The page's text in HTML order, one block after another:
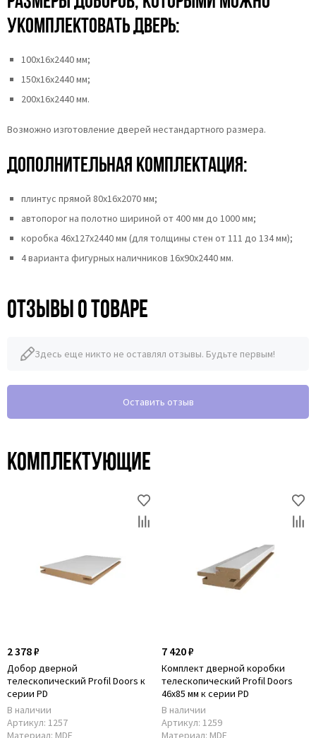
укомплектовать дверь:
100х16х2440 мм;
150х16х2440 мм;
200х16х2440 мм.
Возможно изготовление дверей нестандартного размера.
Дополнительная комплектация:
плинтус прямой 80х16х2070 мм;
автопорог на полотно шириной от 400 мм до 1000 мм;
коробка 46x127x2440 мм (для толщины стен от 111 до 134 мм);
4 варианта фигурных наличников 16х90х2440 мм.
Отзывы о товаре
Здесь еще никто не оставлял отзывы. Будьте первым!
Оставить отзыв
Комплектующие
2 378 ₽
Добор дверной
телескопический Profil Doors к
серии PD
В наличии
Артикул: 1257
Материал: MDF
7 420 ₽
Комплект дверной коробки
телескопический Profil Doors
46x85 мм к серии PD
В наличии
Артикул: 1259
Материал: MDF